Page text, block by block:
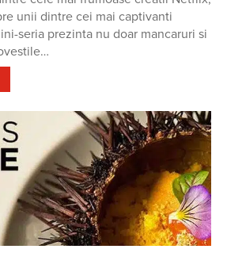
unii dintre cei mai captivanti
seria prezinta nu doar mancaruri si